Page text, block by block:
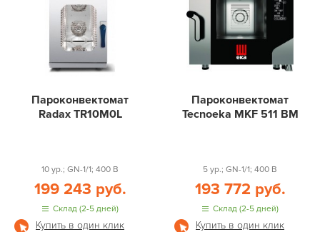
Пароконвектомат
Radax TR10M0L
10 ур.; GN-1/1; 400 В
199 243 руб.
Склад (2-5 дней)
Купить в один клик
Пароконвектомат
Tecnoeka MKF 511 BM
5 ур.; GN-1/1; 400 В
193 772 руб.
Склад (2-5 дней)
Купить в один клик